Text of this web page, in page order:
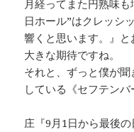
月経ってまた円熟味
日ホール”はクレッシ
響くと思います。』と
大きな期待ですね。
それと、ずっと僕が
している《セフテンバ
庄『9月1日から最後の